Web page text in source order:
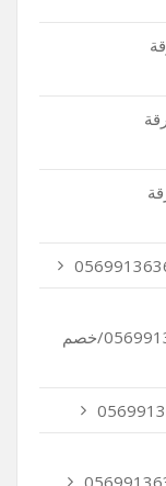
شركة نظافة بالساعة في الشارقة/0569913636/خصم